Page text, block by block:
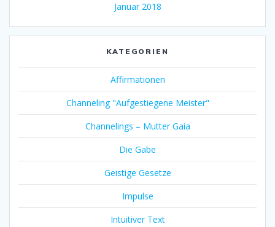
Januar 2018
KATEGORIEN
Affirmationen
Channeling "Aufgestiegene Meister"
Channelings – Mutter Gaia
Die Gabe
Geistige Gesetze
Impulse
Intuitiver Text